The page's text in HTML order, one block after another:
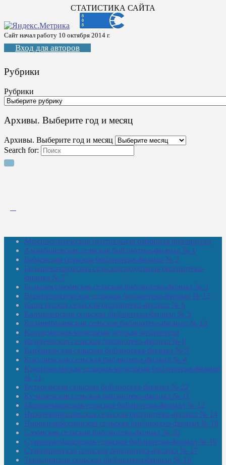
СТАТИСТИКА САЙТА
Сайт начал работу 10 октября 2014 г.
Вход для авторов
Рубрики
Рубрики
Архивы. Выберите год и месяц
Архивы. Выберите год и месяц
Search for:
Межпоселенческая центральная районная библиотека
Амзибашевская сельская библиотека-филиал № 1
Бабаевская сельская библиотека-филиал № 2
Большекачаковская сельская модельная библиотека-
филиал № 7
Большекуразовская сельская библиотека-филиал № 3
Верхнетыхтемская сельская библиотека-филиал № 15
Калегинская сельская библиотека-филиал № 6
Калмашевская сельская библиотека-филиал № 5
Калмиябашевская сельская библиотека-филиал № 13
Калтасинская модельная детская библиотека
Кельтеевская сельская библиотека-филиал № 8
Киебаковская сельская библиотека-филиал № 9
Кокушевская сельская библиотека-филиал № 4
Краснохолмская сельская модельная библиотека-филиал
№ 21
Кутеремская сельская библиотека-филиал № 22
Кучашевская сельская библиотека-филиал № 11
Малокачаковская сельская библиотека-филиал № 12
Нижнекачмашевская сельская библиотека-филиал № 14
Новокильбахтинская сельская библиотека-филиал № 19
Сазовская сельская библиотека-филиал № 20
Староорьебашевская сельская библиотека-филиал № 16
Старояшевская сельская библиотека-филиал № 17
Тюльдинская сельская библиотека-филиал № 18